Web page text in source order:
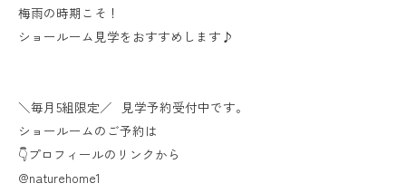
梅雨の時期こそ！
ショールーム見学をおすすめします♪
＼毎月5組限定／⠀見学予約受付中です。⠀
ショールームのご予約は
👇プロフィールのリンクから⠀
@naturehome1⠀